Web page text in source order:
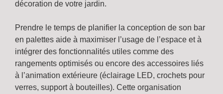
décoration de votre jardin.
Prendre le temps de planifier la conception de son bar
en palettes aide à maximiser l’usage de l’espace et à
intégrer des fonctionnalités utiles comme des
rangements optimisés ou encore des accessoires liés
à l’animation extérieure (éclairage LED, crochets pour
verres, support à bouteilles). Cette organisation